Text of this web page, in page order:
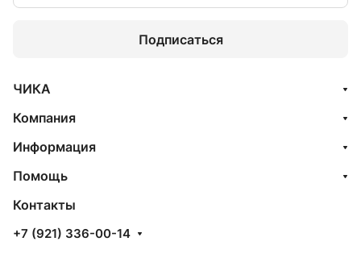
Подписаться
ЧИКА
Компания
Информация
Помощь
Контакты
+7 (921) 336-00-14